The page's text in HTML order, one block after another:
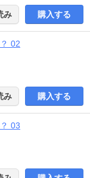
み 購入する
02
み 購入する
03